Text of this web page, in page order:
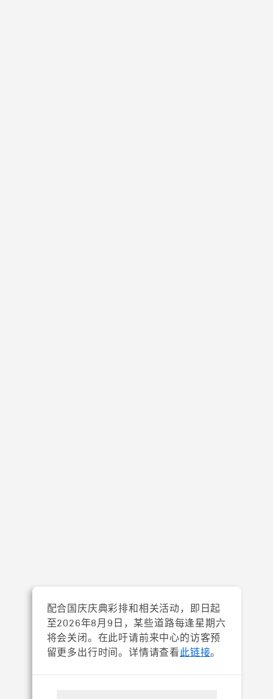
本土文化，本地
配合国庆庆典彩排和相关活动，即日起
至2026年8月 9 日，某些道路每逢星期六
将会关闭。在此吁请前来中心的访客预
留更多出行时间。详情请查看 此链接。